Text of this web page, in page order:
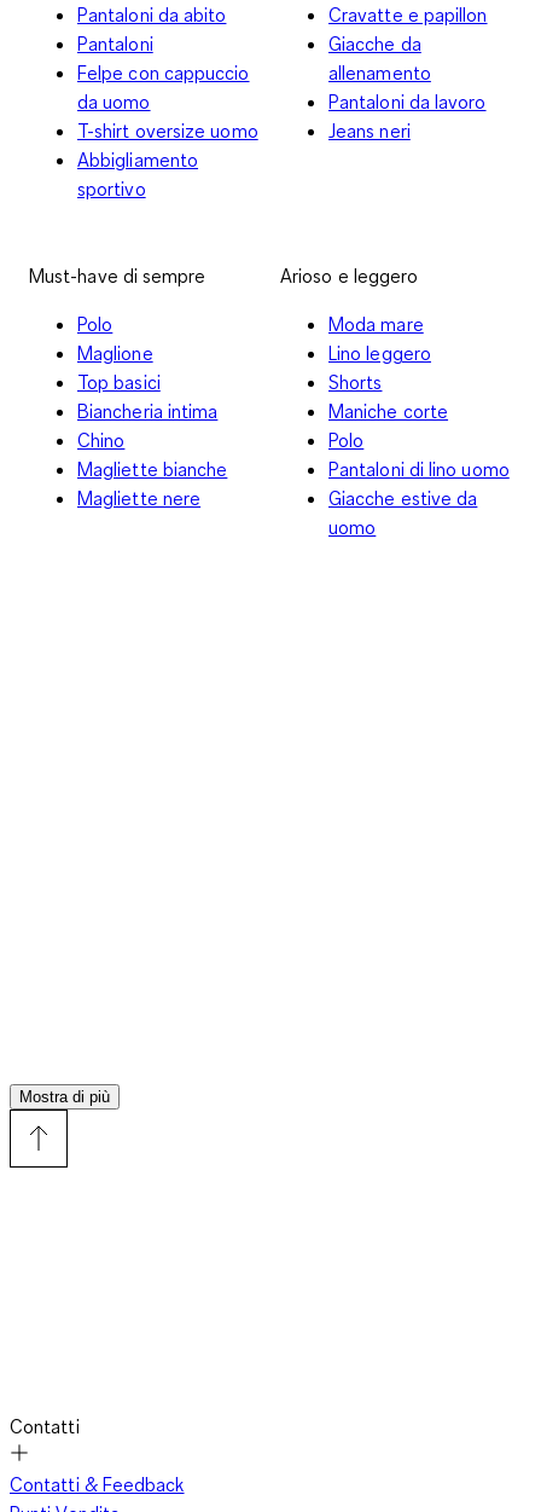
Pantaloni da abito
Pantaloni
Felpe con cappuccio
da uomo
T-shirt oversize uomo
Abbigliamento
sportivo
Cravatte e papillon
Giacche da
allenamento
Pantaloni da lavoro
Jeans neri
Must-have di sempre
Polo
Maglione
Top basici
Biancheria intima
Chino
Magliette bianche
Magliette nere
Arioso e leggero
Moda mare
Lino leggero
Shorts
Maniche corte
Polo
Pantaloni di lino uomo
Giacche estive da
uomo
Mostra di più
Contatti
Contatti & Feedback